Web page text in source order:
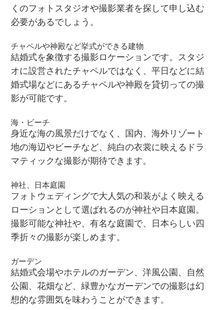
くのフォトスタジオや撮影業者を探して申し込む
必要があるでしょう。
チャペルや神殿など挙式ができる建物
結婚式を象徴する撮影ロケーションです。スタジ
オに設営されたチャペルではなく、平日などに結
婚式場などにあるチャペルや神殿を貸切っての撮
影が可能です。
海・ビーチ
身近な海の風景だけでなく、国内、海外リゾート
地の海辺やビーチなど、純白の衣裳に映えるドラ
マティックな撮影が期待できます。
神社、日本庭園
フォトウェディングで大人気の和装がよく映える
ローションとして選ばれるのが神社や日本庭園。
撮影可能な神社や、有名な庭園で、日本らしい四
季折々の撮影が楽しめます。
ガーデン
結婚式会場やホテルのガーデン、洋風公園、自然
公園、花畑など、緑豊かなガーデンでの撮影は幻
想的な雰囲気を味わうことができます。